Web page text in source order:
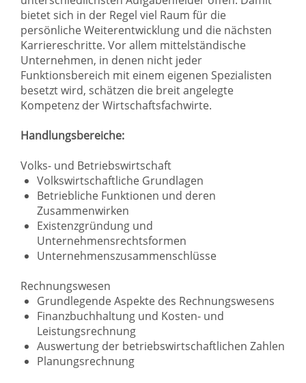
bietet sich in der Regel viel Raum für die
persönliche Weiterentwicklung und die nächsten
Karriereschritte. Vor allem mittelständische
Unternehmen, in denen nicht jeder
Funktionsbereich mit einem eigenen Spezialisten
besetzt wird, schätzen die breit angelegte
Kompetenz der Wirtschaftsfachwirte.
Handlungsbereiche:
Volks- und Betriebswirtschaft
Volkswirtschaftliche Grundlagen
Betriebliche Funktionen und deren
Zusammenwirken
Existenzgründung und
Unternehmensrechtsformen
Unternehmenszusammenschlüsse
Rechnungswesen
Grundlegende Aspekte des Rechnungswesens
Finanzbuchhaltung und Kosten- und
Leistungsrechnung
Auswertung der betriebswirtschaftlichen Zahlen
Planungsrechnung